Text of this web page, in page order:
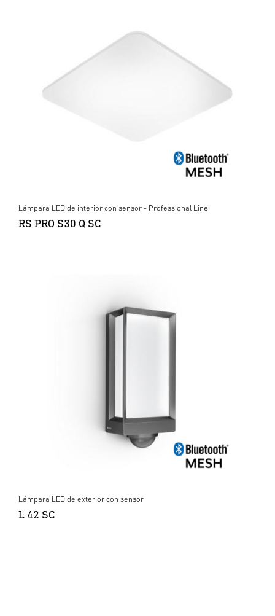
Lámpara LED de interior con sensor - Professional Line
RS PRO S30 Q SC
Lámpara LED de exterior con sensor
L 42 SC